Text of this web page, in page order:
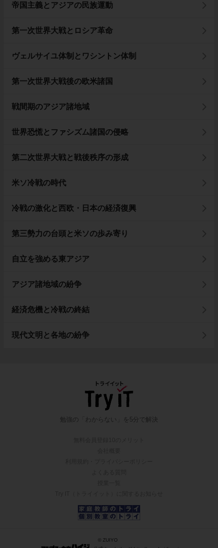
帝国主義とアジアの民族運動
第一次世界大戦とロシア革命
ヴェルサイユ体制とワシントン体制
第一次世界大戦後の欧米諸国
戦間期のアジア諸地域
世界恐慌とファシズム諸国の侵略
第二次世界大戦と戦後秩序の形成
米ソ冷戦の時代
冷戦の激化と西欧・日本の経済復興
第三勢力の台頭と米ソの歩み寄り
自立を強める東アジア
アジア諸地域の紛争
経済危機と冷戦の終結
現代文明と各地の紛争
勉強の「わからない」を5分で解決
© ZUIYO